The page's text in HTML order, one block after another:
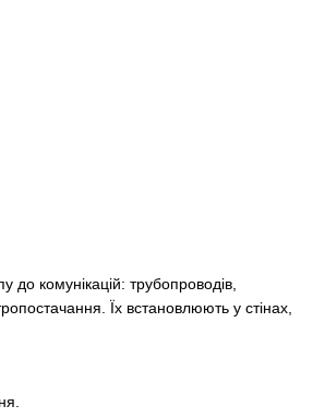
комунікацій: трубопроводів,
Їх встановлюють у стінах,